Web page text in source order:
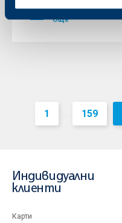
Още
1 ... 159
Индивидуални
клиенти
Карти